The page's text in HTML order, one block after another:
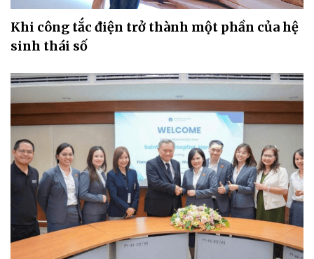
Khi công tắc điện trở thành một phần của hệ
sinh thái số